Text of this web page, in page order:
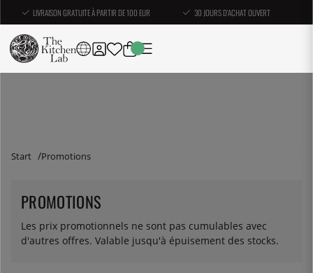
LIVRAISON GRATUITE À PARTIR DE 100 EUR 30 JOURS D'ACHAT OUVERT
Start Promotions
PROMOTIONS
Les prix promotionnels ne sont pas cumulables avec
d'autres offres. Valable jusqu'à épuisement des stocks.